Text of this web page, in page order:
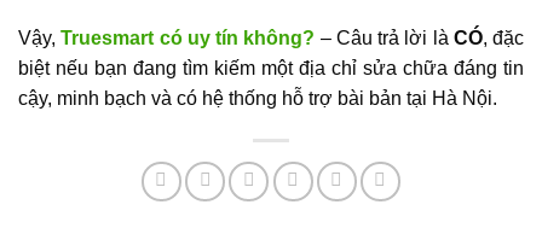
Vậy,Truesmart có uy tín không? – Câu trả lời là CÓ, đặc
biệt nếu bạn đang tìm kiếm một địa chỉ sửa chữa đáng tin
cậy, minh bạch và có hệ thống hỗ trợ bài bản tại Hà Nội.